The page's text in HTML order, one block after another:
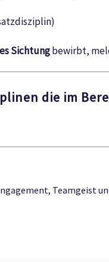
Sichtungbewirbt,
die im
Teamgeist